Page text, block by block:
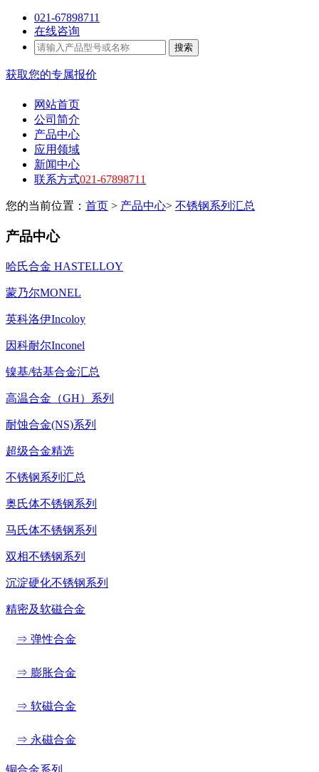
021-67898711
在线咨询
搜索
获取您的专属报价
网站首页
公司简介
产品中心
应用领域
新闻中心
联系方式021-67898711
您的当前位置： 首页 > 产品中心> 不锈钢系列汇总
产品中心
哈氏合金 HASTELLOY
蒙乃尔MONEL
英科洛伊Incoloy
因科耐尔Inconel
镍基/钴基合金汇总
高温合金（GH）系列
耐蚀合金(NS)系列
超级合金精选
不锈钢系列汇总
奥氏体不锈钢系列
马氏体不锈钢系列
双相不锈钢系列
沉淀硬化不锈钢系列
精密及软磁合金
⇒ 弹性合金
⇒ 膨胀合金
⇒ 软磁合金
⇒ 永磁合金
铜合金系列